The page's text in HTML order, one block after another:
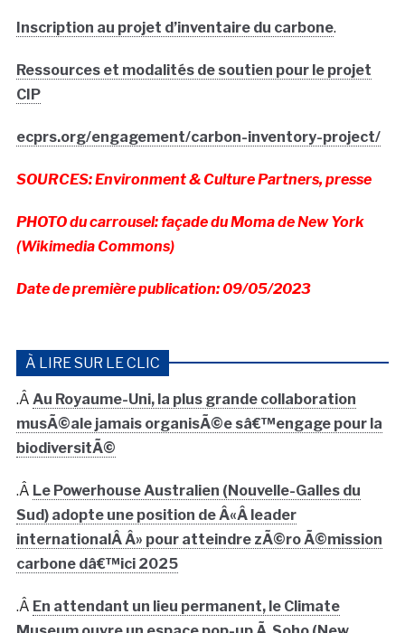
Inscription au projet d’inventaire du carbone.
Ressources et modalités de soutien pour le projet
CIP
ecprs.org/engagement/carbon-inventory-project/
SOURCES: Environment & Culture Partners, presse
PHOTO du carrousel: façade du Moma de New York
(Wikimedia Commons)
Date de première publication: 09/05/2023
À LIRE SUR LE CLIC
.Â Au Royaume-Uni, la plus grande collaboration
musÃ©ale jamais organisÃ©e sâ€™engage pour la
biodiversitÃ©
.Â Le Powerhouse Australien (Nouvelle-Galles du
Sud) adopte une position de Â«Â leader
internationalÂ Â» pour atteindre zÃ©ro Ã©mission
carbone dâ€™ici 2025
.Â En attendant un lieu permanent, le Climate